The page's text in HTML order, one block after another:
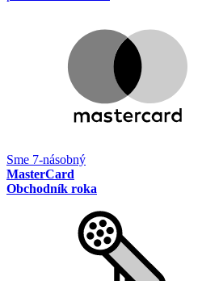
Sme 7-násobný
MasterCard
Obchodník roka